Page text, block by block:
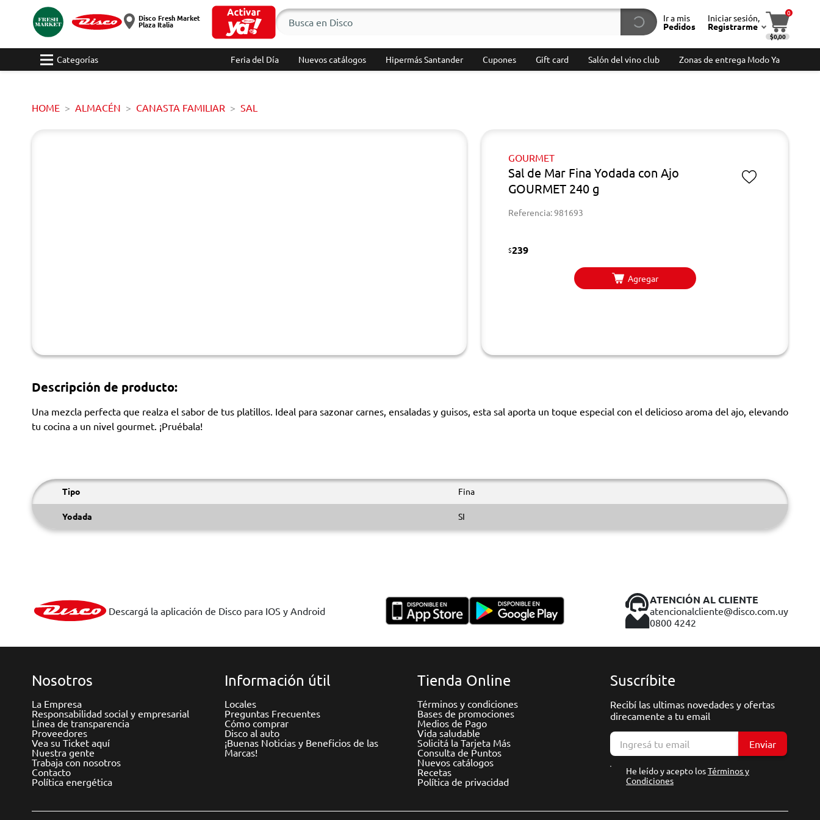
Disco Fresh Market
Plaza Italia
Ir a mis
Pedidos
Iniciar sesión,
Registrarme
0
$0,00
Categorías Feria del Día Nuevos catálogos Hipermás Santander Cupones Gift card Salón del vino club Zonas de entrega Modo Ya
HOME ALMACÉN CANASTA FAMILIAR SAL
GOURMET
Sal de Mar Fina Yodada con Ajo
GOURMET 240 g
Referencia: 981693
$239
Agregar
Descripción de producto:
Una mezcla perfecta que realza el sabor de tus platillos. Ideal para sazonar carnes, ensaladas y guisos, esta sal aporta un toque especial con el delicioso aroma del ajo, elevando
tu cocina a un nivel gourmet. ¡Pruébala!
Tipo Fina
Yodada SI
Descargá la aplicación de Disco para IOS y Android
ATENCIÓN AL CLIENTE
atencionalcliente@disco.com.uy
0800 4242
Nosotros
La Empresa
Responsabilidad social y empresarial
Línea de transparencia
Proveedores
Vea su Ticket aquí
Nuestra gente
Trabaja con nosotros
Contacto
Política energética
Información útil
Locales
Preguntas Frecuentes
Cómo comprar
Disco al auto
¡Buenas Noticias y Beneficios de las
Marcas!
Tienda Online
Términos y condiciones
Bases de promociones
Medios de Pago
Vida saludable
Solicitá la Tarjeta Más
Consulta de Puntos
Nuevos catálogos
Recetas
Política de privacidad
Suscríbite
Recibí las ultimas novedades y ofertas
direcamente a tu email
Enviar
He leído y acepto losTérminos y
Condiciones